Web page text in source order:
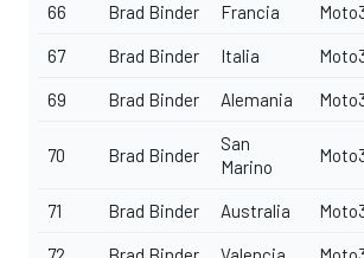
66 Brad Binder Francia
67 Brad Binder Italia
69 Brad Binder Alemania
70 Brad Binder
San
Marino
71 Brad Binder Australia